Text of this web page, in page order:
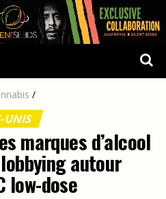
/
UNIS
marques d’alcool
autour
low-dose